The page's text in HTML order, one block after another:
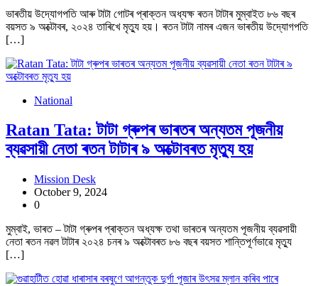
ভাৰতীয় উদ্যোগপতি আৰু টাটা গোটৰ প্ৰাক্তন অধ্যক্ষ ৰতন টাটাৰ মুম্বাইত ৮৬ বছৰ
বয়সত ৯ অক্টোবৰ, ২০২৪ তাৰিখে মৃত্যু হয়। ৰতন টাটা নামৰ এজন ভাৰতীয় উদ্যোগপতি
[…]
National
Ratan Tata: টাটা গ্ৰুপৰ ভাৰতৰ অন্যতম পূজনীয়
ব্যৱসায়ী নেতা ৰতন টাটাৰ ৯ অক্টোবৰত মৃত্যু হয়
Mission Desk
October 9, 2024
0
মুম্বাই, ভাৰত – টাটা গ্ৰুপৰ প্ৰাক্তন অধ্যক্ষ তথা ভাৰতৰ অন্যতম পূজনীয় ব্যৱসায়ী
নেতা ৰতন নৱল টাটাৰ ২০২৪ চনৰ ৯ অক্টোবৰত ৮৬ বছৰ বয়সত শান্তিপূৰ্ণভাৱে মৃত্যু
[…]